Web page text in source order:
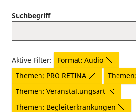
Suchbegriff
Aktive Filter:
Format: Audio
Themen: PRO RETINA
Themen: Veranstaltungsart
Themen: Begleiterkrankungen